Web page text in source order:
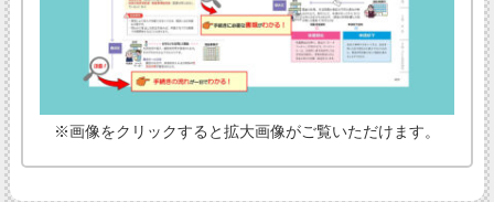
※画像をクリックすると拡大画像がご覧いただけます。